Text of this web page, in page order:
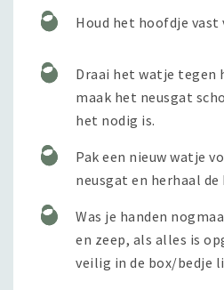
Houd het hoofdje vast
Draai het watje tegen
maak het neusgat
het nodig is.
Pak een nieuw watje
neusgat en herhaal de
Was je handen
en zeep, als alles is
veilig in de box/bedje